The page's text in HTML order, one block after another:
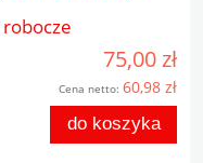
75,00 zł
Cena netto: 60,98 zł
do koszyka